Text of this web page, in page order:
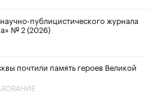
публицистического журнала
№ 2 (2026)
почтили память героев Великой